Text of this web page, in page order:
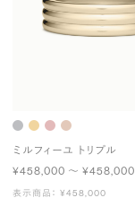
ミルフィーユ トリプル
¥458,000 〜 ¥458,000
表示商品： ¥458,000